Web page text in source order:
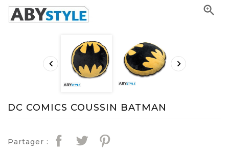

 
DC COMICS COUSSIN BATMAN
Partager :